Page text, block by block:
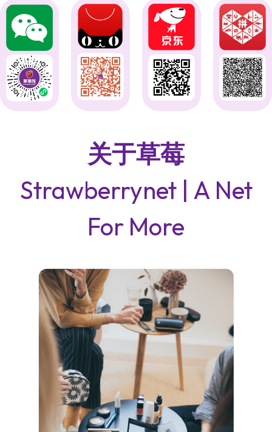
关于草莓
Strawberrynet | A Net
For More